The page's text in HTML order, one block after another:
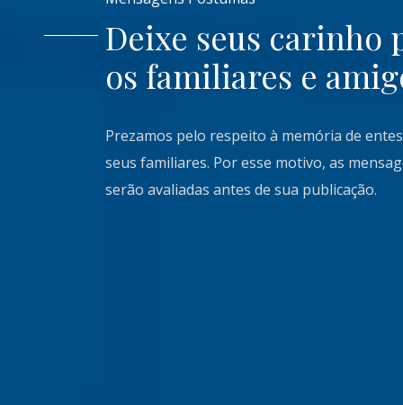
Deixe seus carinho
os familiares e
Prezamos pelo respeito à memória de
seus familiares. Por esse motivo, as
serão avaliadas antes de sua publicação.